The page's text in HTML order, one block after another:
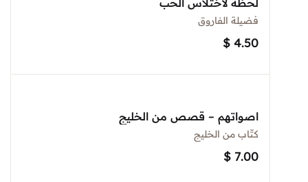
لحظة لاختلاس الحب
فضيلة الفاروق
$ 4.50
اصواتهم – قصص من الخليج
كتّاب من الخليج
$ 7.00